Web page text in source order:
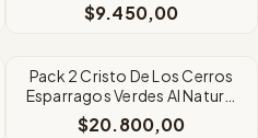
$9.450,00
Pack 2 Cristo De Los Cerros
Esparragos Verdes Al Natural
X300gr
$20.800,00